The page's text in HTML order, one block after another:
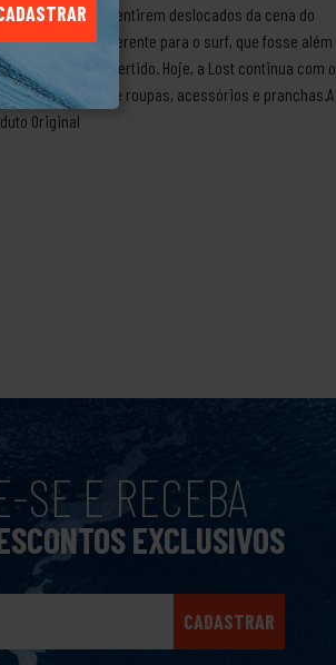
amigos se sentirem deslocados da cena do
moderno e irreverente para o surf, que fosse além
mais livre e divertido. Hoje, a Lost continua com o
completa de roupas, acessórios e pranchas.A
Original
SE E RECEBA
EXCLUSIVOS
CADASTRAR